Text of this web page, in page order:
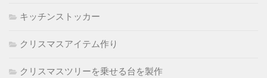
キッチンストッカー
クリスマスアイテム作り
クリスマスツリーを乗せる台を製作